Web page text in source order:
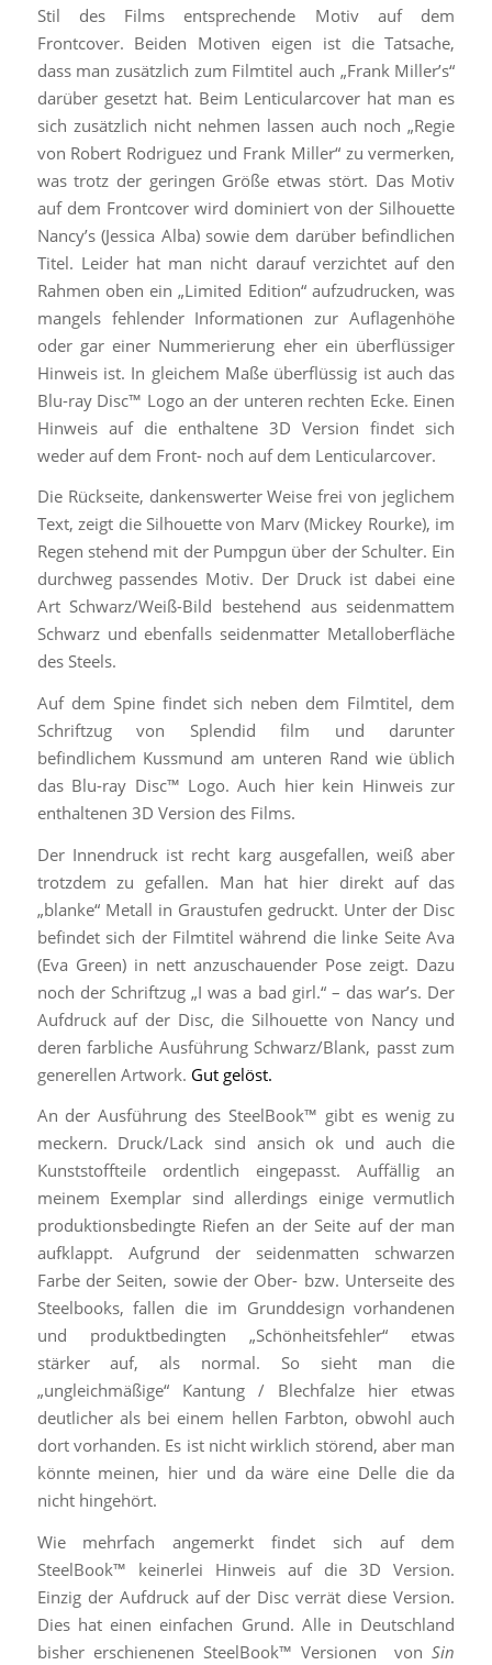
Stil des Films entsprechende Motiv auf dem
Frontcover. Beiden Motiven eigen ist die Tatsache,
dass man zusätzlich zum Filmtitel auch „Frank Miller’s“
darüber gesetzt hat. Beim Lenticularcover hat man es
sich zusätzlich nicht nehmen lassen auch noch „Regie
von Robert Rodriguez und Frank Miller“ zu vermerken,
was trotz der geringen Größe etwas stört. Das Motiv
auf dem Frontcover wird dominiert von der Silhouette
Nancy’s (Jessica Alba) sowie dem darüber befindlichen
Titel. Leider hat man nicht darauf verzichtet auf den
Rahmen oben ein „Limited Edition“ aufzudrucken, was
mangels fehlender Informationen zur Auflagenhöhe
oder gar einer Nummerierung eher ein überflüssiger
Hinweis ist. In gleichem Maße überflüssig ist auch das
Blu-ray Disc™ Logo an der unteren rechten Ecke. Einen
Hinweis auf die enthaltene 3D Version findet sich
weder auf dem Front- noch auf dem Lenticularcover.
Die Rückseite, dankenswerter Weise frei von jeglichem
Text, zeigt die Silhouette von Marv (Mickey Rourke), im
Regen stehend mit der Pumpgun über der Schulter. Ein
durchweg passendes Motiv. Der Druck ist dabei eine
Art Schwarz/Weiß-Bild bestehend aus seidenmattem
Schwarz und ebenfalls seidenmatter Metalloberfläche
des Steels.
Auf dem Spine findet sich neben dem Filmtitel, dem
Schriftzug von Splendid film und darunter
befindlichem Kussmund am unteren Rand wie üblich
das Blu-ray Disc™ Logo. Auch hier kein Hinweis zur
enthaltenen 3D Version des Films.
Der Innendruck ist recht karg ausgefallen, weiß aber
trotzdem zu gefallen. Man hat hier direkt auf das
„blanke“ Metall in Graustufen gedruckt. Unter der Disc
befindet sich der Filmtitel während die linke Seite Ava
(Eva Green) in nett anzuschauender Pose zeigt. Dazu
noch der Schriftzug „I was a bad girl.“ – das war’s. Der
Aufdruck auf der Disc, die Silhouette von Nancy und
deren farbliche Ausführung Schwarz/Blank, passt zum
generellen Artwork. Gut gelöst.
An der Ausführung des SteelBook™ gibt es wenig zu
meckern. Druck/Lack sind ansich ok und auch die
Kunststoffteile ordentlich eingepasst. Auffällig an
meinem Exemplar sind allerdings einige vermutlich
produktionsbedingte Riefen an der Seite auf der man
aufklappt. Aufgrund der seidenmatten schwarzen
Farbe der Seiten, sowie der Ober- bzw. Unterseite des
Steelbooks, fallen die im Grunddesign vorhandenen
und produktbedingten „Schönheitsfehler“ etwas
stärker auf, als normal. So sieht man die
„ungleichmäßige“ Kantung / Blechfalze hier etwas
deutlicher als bei einem hellen Farbton, obwohl auch
dort vorhanden. Es ist nicht wirklich störend, aber man
könnte meinen, hier und da wäre eine Delle die da
nicht hingehört.
Wie mehrfach angemerkt findet sich auf dem
SteelBook™ keinerlei Hinweis auf die 3D Version.
Einzig der Aufdruck auf der Disc verrät diese Version.
Dies hat einen einfachen Grund. Alle in Deutschland
bisher erschienenen SteelBook™ Versionen vonSin